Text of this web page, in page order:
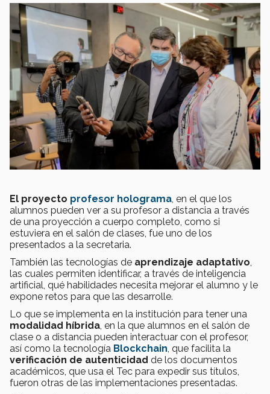
El proyecto profesor holograma, en el que los
alumnos pueden ver a su profesor a distancia a través
de una proyección a cuerpo completo, como si
estuviera en el salón de clases, fue uno de los
presentados a la secretaria.
También las tecnologías de aprendizaje adaptativo,
las cuales permiten identificar, a través de inteligencia
artificial, qué habilidades necesita mejorar el alumno y le
expone retos para que las desarrolle.
Lo que se implementa en la institución para tener una
modalidad híbrida, en la que alumnos en el salón de
clase o a distancia pueden interactuar con el profesor,
así como la tecnología Blockchain, que facilita la
verificación de autenticidad de los documentos
académicos, que usa el Tec para expedir sus títulos,
fueron otras de las implementaciones presentadas.